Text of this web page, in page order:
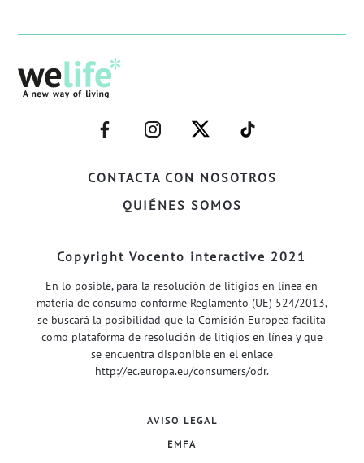
CONTACTA CON NOSOTROS
QUIÉNES SOMOS
–
FACEBOOK–
–
INSTAGRAM–
–
TWITTER–
–
WELIFE–
Copyright Vocento interactive 2021
En lo posible, para la resolución de litigios en línea en
materia de consumo conforme Reglamento (UE) 524/2013,
se buscará la posibilidad que la Comisión Europea facilita
como plataforma de resolución de litigios en línea y que
se encuentra disponible en el enlace
http://ec.europa.eu/consumers/odr.
AVISO LEGAL
EMFA